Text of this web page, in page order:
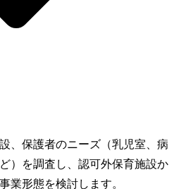
、保護者のニーズ（乳児室、病
）を調査し、認可外保育施設か
業形態を検討します。